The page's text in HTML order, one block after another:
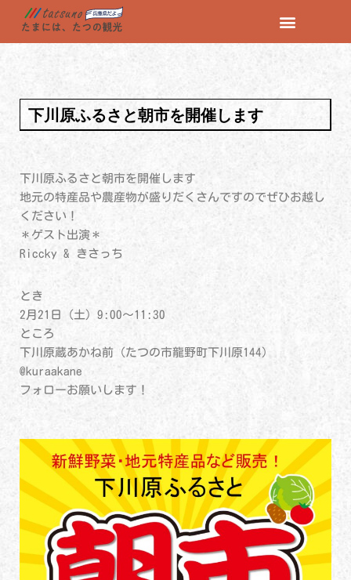
コ
ン
へ
キ
ッ
プ
下川原ふるさと朝市を開催します
下川原ふるさと朝市を開催します
地元の特産品や農産物が盛りだくさんですのでぜひお越し
ください！
＊ゲスト出演＊
Riccky & きさっち
とき
2月21日（土）9:00～11:30
ところ
下川原蔵あかね前（たつの市龍野町下川原144）
@kuraakane
フォローお願いします！